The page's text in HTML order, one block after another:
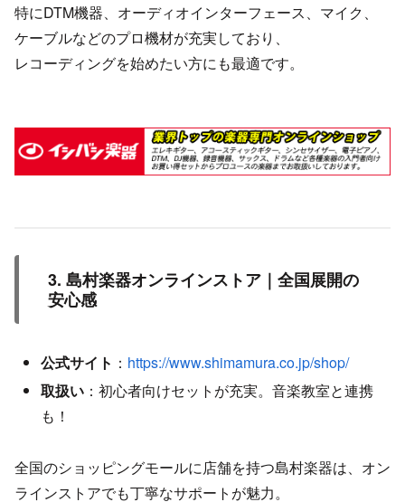
特にDTM機器、オーディオインターフェース、マイク、
ケーブルなどのプロ機材が充実しており、
レコーディングを始めたい方にも最適です。
3. 島村楽器オンラインストア｜全国展開の
安心感
公式サイト ： https://www.shimamura.co.jp/shop/
取扱い ：初心者向けセットが充実。音楽教室と連携
も！
全国のショッピングモールに店舗を持つ島村楽器は、オン
ラインストアでも丁寧なサポートが魅力。